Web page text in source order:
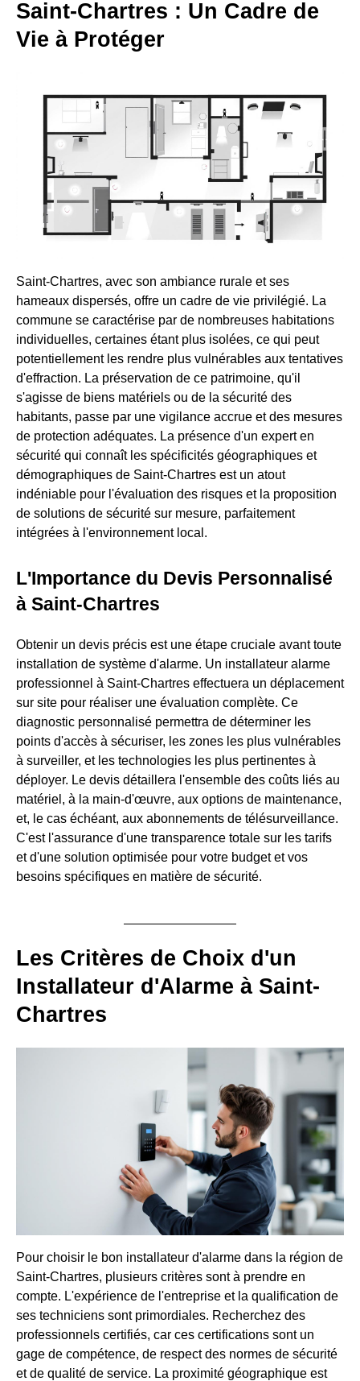
Saint-Chartres : Un Cadre de
Vie à Protéger
Saint-Chartres, avec son ambiance rurale et ses
hameaux dispersés, offre un cadre de vie privilégié. La
commune se caractérise par de nombreuses habitations
individuelles, certaines étant plus isolées, ce qui peut
potentiellement les rendre plus vulnérables aux tentatives
d'effraction. La préservation de ce patrimoine, qu'il
s'agisse de biens matériels ou de la sécurité des
habitants, passe par une vigilance accrue et des mesures
de protection adéquates. La présence d'un expert en
sécurité qui connaît les spécificités géographiques et
démographiques de Saint-Chartres est un atout
indéniable pour l'évaluation des risques et la proposition
de solutions de sécurité sur mesure, parfaitement
intégrées à l'environnement local.
L'Importance du Devis Personnalisé
à Saint-Chartres
Obtenir un devis précis est une étape cruciale avant toute
installation de système d'alarme. Un installateur alarme
professionnel à Saint-Chartres effectuera un déplacement
sur site pour réaliser une évaluation complète. Ce
diagnostic personnalisé permettra de déterminer les
points d'accès à sécuriser, les zones les plus vulnérables
à surveiller, et les technologies les plus pertinentes à
déployer. Le devis détaillera l'ensemble des coûts liés au
matériel, à la main-d'œuvre, aux options de maintenance,
et, le cas échéant, aux abonnements de télésurveillance.
C'est l'assurance d'une transparence totale sur les tarifs
et d'une solution optimisée pour votre budget et vos
besoins spécifiques en matière de sécurité.
Les Critères de Choix d'un
Installateur d'Alarme à Saint-
Chartres
Pour choisir le bon installateur d'alarme dans la région de
Saint-Chartres, plusieurs critères sont à prendre en
compte. L'expérience de l'entreprise et la qualification de
ses techniciens sont primordiales. Recherchez des
professionnels certifiés, car ces certifications sont un
gage de compétence, de respect des normes de sécurité
et de qualité de service. La proximité géographique est